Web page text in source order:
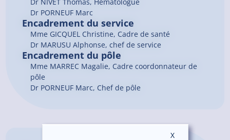
Dr PORNEUF Marc
Encadrement du service
Mme GICQUEL Christine, Cadre de santé
Dr MARUSU Alphonse, chef de service
Encadrement du pôle
Mme MARREC Magalie, Cadre coordonnateur de
pôle
Dr PORNEUF Marc, Chef de pôle
XMasquer le